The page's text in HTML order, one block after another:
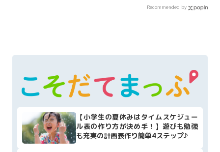
Recommended by
【小学生の夏休みはタイムスケジュー
ル表の作り方が決め手！】遊びも勉強
も充実の計画表作り簡単4ステップ♪